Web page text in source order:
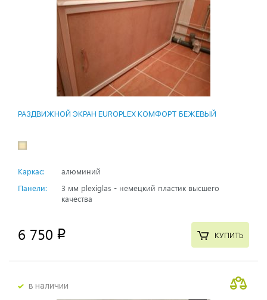
РАЗДВИЖНОЙ ЭКРАН EUROPLEX КОМФОРТ БЕЖЕВЫЙ
Каркас:
алюминий
Панели:
3 мм plexiglas - немецкий пластик высшего
качества
6 750 p КУПИТЬ
в наличии